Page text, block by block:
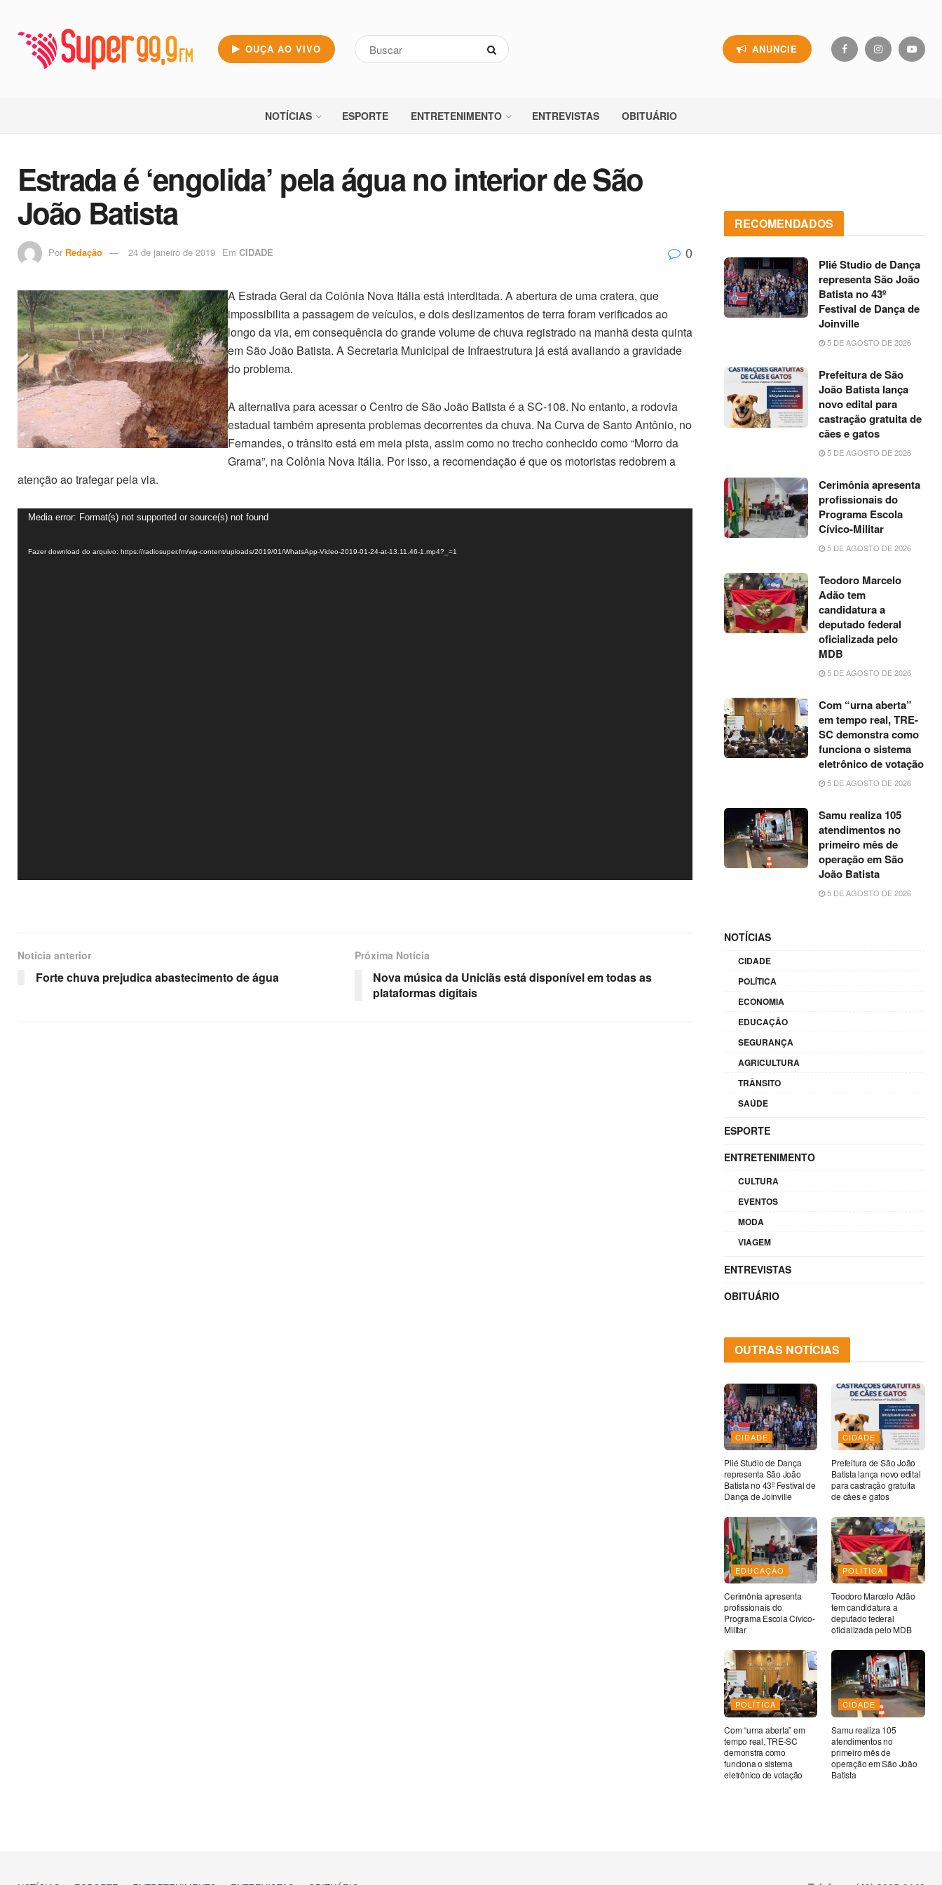
OUÇA AO VIVO ANUNCIE
NOTÍCIAS ESPORTE ENTRETENIMENTO ENTREVISTAS OBITUÁRIO
Estrada é ‘engolida’ pela água no interior de São
João Batista
Por Redação 24 de janeiro de 2019 Em CIDADE 0
A Estrada Geral da Colônia Nova Itália está interditada. A abertura de uma cratera, que
impossibilita a passagem de veículos, e dois deslizamentos de terra foram verificados ao
longo da via, em consequência do grande volume de chuva registrado na manhã desta quinta
em São João Batista. A Secretaria Municipal de Infraestrutura já está avaliando a gravidade
do problema.
A alternativa para acessar o Centro de São João Batista é a SC-108. No entanto, a rodovia
estadual também apresenta problemas decorrentes da chuva. Na Curva de Santo Antônio, no
Fernandes, o trânsito está em meia pista, assim como no trecho conhecido como “Morro da
Grama”, na Colônia Nova Itália. Por isso, a recomendação é que os motoristas redobrem a
atenção ao trafegar pela via.
Tocador
vídeo
Media error: Format(s) not supported or source(s) not found
Fazer download do arquivo: https://radiosuper.fm/wp-content/uploads/2019/01/WhatsApp-Video-2019-01-24-at-13.11.46-1.mp4?_=1
Notícia anterior
Forte chuva prejudica abastecimento de água
Próxima Notícia
Nova música da Uniclãs está disponível em todas as
plataformas digitais
RECOMENDADOS
Plié Studio de Dança
representa São João
Batista no 43º
Festival de Dança de
Joinville
5 DE AGOSTO DE 2026
Prefeitura de São
João Batista lança
novo edital para
castração gratuita de
cães e gatos
5 DE AGOSTO DE 2026
Cerimônia apresenta
profissionais do
Programa Escola
Cívico-Militar
5 DE AGOSTO DE 2026
Teodoro Marcelo
Adão tem
candidatura a
deputado federal
oficializada pelo
MDB
5 DE AGOSTO DE 2026
Com “urna aberta”
em tempo real, TRE-
SC demonstra como
funciona o sistema
eletrônico de votação
5 DE AGOSTO DE 2026
Samu realiza 105
atendimentos no
primeiro mês de
operação em São
João Batista
5 DE AGOSTO DE 2026
NOTÍCIAS
CIDADE
POLÍTICA
ECONOMIA
EDUCAÇÃO
SEGURANÇA
AGRICULTURA
TRÂNSITO
SAÚDE
ESPORTE
ENTRETENIMENTO
CULTURA
EVENTOS
MODA
VIAGEM
ENTREVISTAS
OBITUÁRIO
OUTRAS NOTÍCIAS
CIDADE
Plié Studio de Dança
representa São João
Batista no 43º Festival de
Dança de Joinville
CIDADE
Prefeitura de São João
Batista lança novo edital
para castração gratuita
de cães e gatos
EDUCAÇÃO
Cerimônia apresenta
profissionais do
Programa Escola Cívico-
Militar
POLÍTICA
Teodoro Marcelo Adão
tem candidatura a
deputado federal
oficializada pelo MDB
POLÍTICA
Com “urna aberta” em
tempo real, TRE-SC
demonstra como
funciona o sistema
eletrônico de votação
CIDADE
Samu realiza 105
atendimentos no
primeiro mês de
operação em São João
Batista